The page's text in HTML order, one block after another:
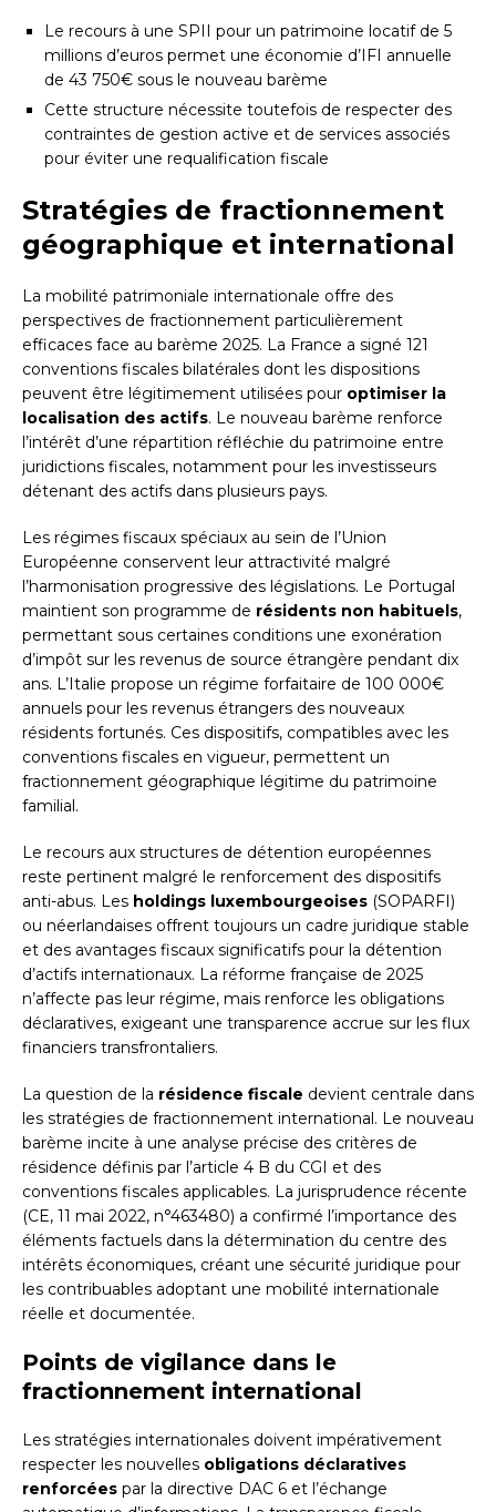
Le recours à une SPII pour un patrimoine locatif de 5
millions d’euros permet une économie d’IFI annuelle
de 43 750€ sous le nouveau barème
Cette structure nécessite toutefois de respecter des
contraintes de gestion active et de services associés
pour éviter une requalification fiscale
Stratégies de fractionnement
géographique et international
La mobilité patrimoniale internationale offre des
perspectives de fractionnement particulièrement
efficaces face au barème 2025. La France a signé 121
conventions fiscales bilatérales dont les dispositions
peuvent être légitimement utilisées pour optimiser la
localisation des actifs. Le nouveau barème renforce
l’intérêt d’une répartition réfléchie du patrimoine entre
juridictions fiscales, notamment pour les investisseurs
détenant des actifs dans plusieurs pays.
Les régimes fiscaux spéciaux au sein de l’Union
Européenne conservent leur attractivité malgré
l’harmonisation progressive des législations. Le Portugal
maintient son programme de résidents non habituels,
permettant sous certaines conditions une exonération
d’impôt sur les revenus de source étrangère pendant dix
ans. L’Italie propose un régime forfaitaire de 100 000€
annuels pour les revenus étrangers des nouveaux
résidents fortunés. Ces dispositifs, compatibles avec les
conventions fiscales en vigueur, permettent un
fractionnement géographique légitime du patrimoine
familial.
Le recours aux structures de détention européennes
reste pertinent malgré le renforcement des dispositifs
anti-abus. Les holdings luxembourgeoises (SOPARFI)
ou néerlandaises offrent toujours un cadre juridique stable
et des avantages fiscaux significatifs pour la détention
d’actifs internationaux. La réforme française de 2025
n’affecte pas leur régime, mais renforce les obligations
déclaratives, exigeant une transparence accrue sur les flux
financiers transfrontaliers.
La question de la résidence fiscale devient centrale dans
les stratégies de fractionnement international. Le nouveau
barème incite à une analyse précise des critères de
résidence définis par l’article 4 B du CGI et des
conventions fiscales applicables. La jurisprudence récente
(CE, 11 mai 2022, n°463480) a confirmé l’importance des
éléments factuels dans la détermination du centre des
intérêts économiques, créant une sécurité juridique pour
les contribuables adoptant une mobilité internationale
réelle et documentée.
Points de vigilance dans le
fractionnement international
Les stratégies internationales doivent impérativement
respecter les nouvelles obligations déclaratives
renforcées par la directive DAC 6 et l’échange